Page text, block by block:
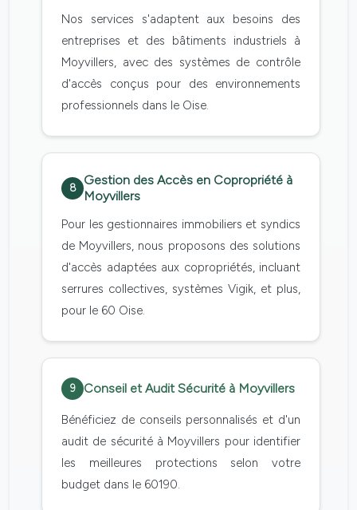
Nos services s'adaptent aux besoins des
entreprises et des bâtiments industriels à
Moyvillers, avec des systèmes de contrôle
d'accès conçus pour des environnements
professionnels dans le Oise.
8
Gestion des Accès en Copropriété à
Moyvillers
Pour les gestionnaires immobiliers et syndics
de Moyvillers, nous proposons des solutions
d'accès adaptées aux copropriétés, incluant
serrures collectives, systèmes Vigik, et plus,
pour le 60 Oise.
9 Conseil et Audit Sécurité à Moyvillers
Bénéficiez de conseils personnalisés et d'un
audit de sécurité à Moyvillers pour identifier
les meilleures protections selon votre
budget dans le 60190.